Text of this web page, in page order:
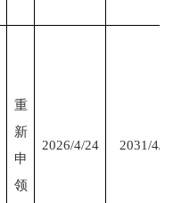
重
新
申
领
2026/4/24 2031/4/